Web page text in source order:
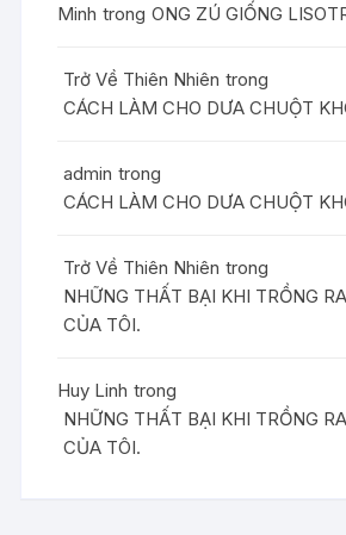
Minh trong ONG ZÚ GIỐNG
Trở Về Thiên Nhiên trong
CÁCH LÀM CHO DƯA CHUỘT
admin trong
CÁCH LÀM CHO DƯA CHUỘT
Trở Về Thiên Nhiên trong
NHỮNG THẤT BẠI KHI TRỒNG
CỦA TÔI.
Huy Linh trong
NHỮNG THẤT BẠI KHI TRỒNG
CỦA TÔI.